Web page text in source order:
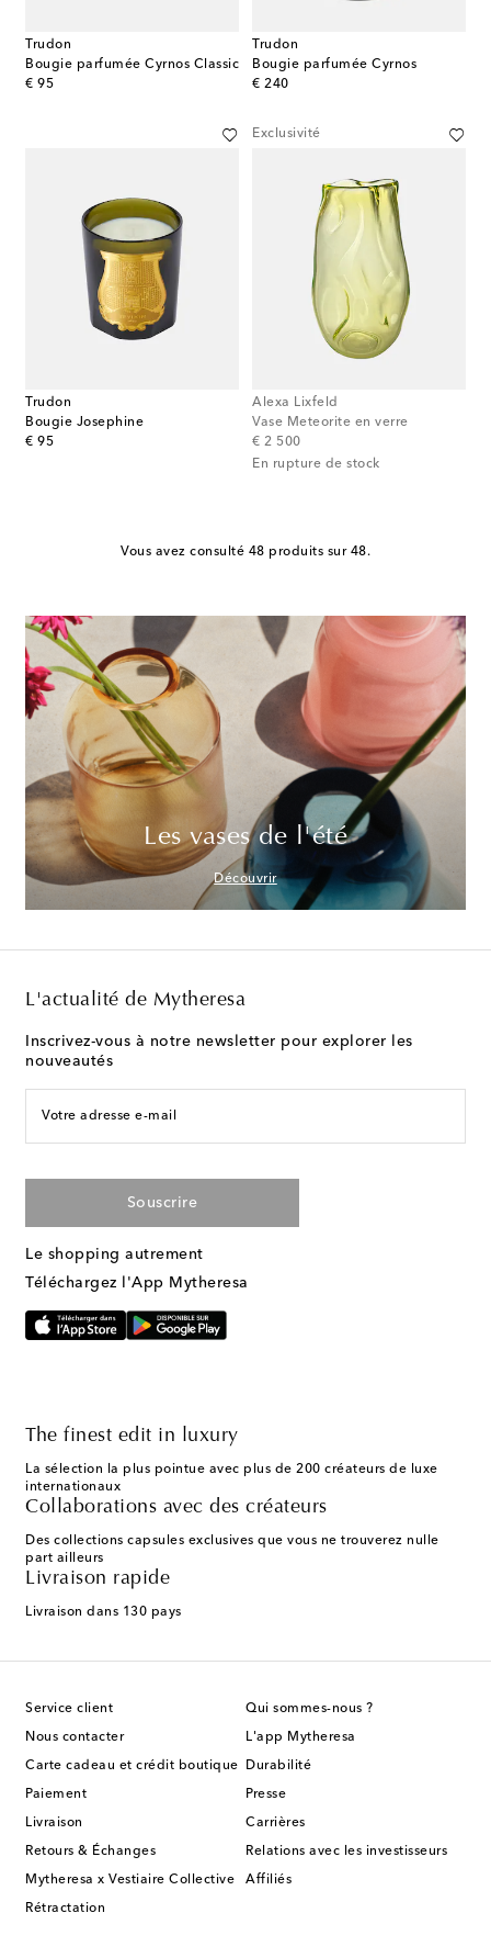
Trudon
Bougie parfumée Cyrnos Classic
€ 95
original price
Trudon
Bougie parfumée Cyrnos
€ 240
original price
Trudon
Bougie Josephine
€ 95
original price
Exclusivité
Alexa Lixfeld
Vase Meteorite en verre
€ 2 500
original price
En rupture de stock
Vous avez consulté 48 produits sur 48.
Les vases de l'été
Découvrir
L'actualité de Mytheresa
Inscrivez-vous à notre newsletter pour explorer les
nouveautés
Votre adresse e-mail
Souscrire
Le shopping autrement
Téléchargez l'App Mytheresa
The finest edit in luxury
La sélection la plus pointue avec plus de 200 créateurs de luxe
internationaux
Collaborations avec des créateurs
Des collections capsules exclusives que vous ne trouverez nulle
part ailleurs
Livraison rapide
Livraison dans 130 pays
Service client
Nous contacter
Carte cadeau et crédit boutique
Paiement
Livraison
Retours & Échanges
Mytheresa x Vestiaire Collective
Rétractation
Qui sommes-nous ?
L'app Mytheresa
Durabilité
Presse
Carrières
Relations avec les investisseurs
Affiliés